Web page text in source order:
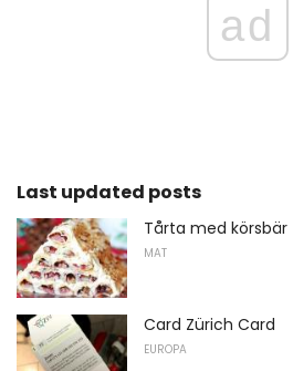
ad
Last updated posts
Tårta med körsbär
MAT
Card Zürich Card
EUROPA